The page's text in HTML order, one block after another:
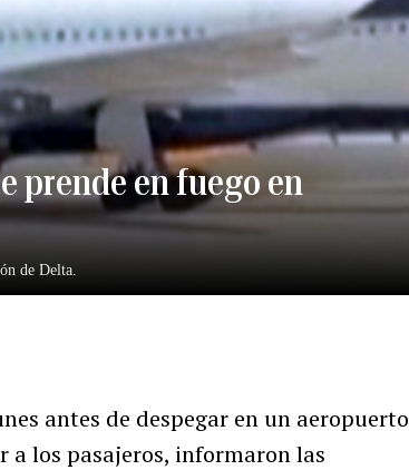
prende en fuego en
de Delta.
antes de despegar en un aeropuerto
a los pasajeros, informaron las